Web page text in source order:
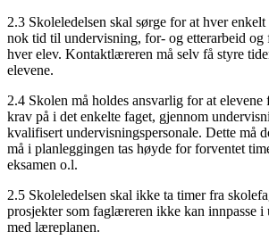
2.3 Skoleledelsen skal sørge for at hver
nok tid til undervisning, for- og etterarbeid
hver elev. Kontaktlæreren må selv få styre
elevene.
2.4 Skolen må holdes ansvarlig for at elevene
krav på i det enkelte faget, gjennom
kvalifisert undervisningspersonale. Dette må
må i planleggingen tas høyde for forventet
eksamen o.l.
2.5 Skoleledelsen skal ikke ta timer fra
prosjekter som faglæreren ikke kan innpasse i
med læreplanen.